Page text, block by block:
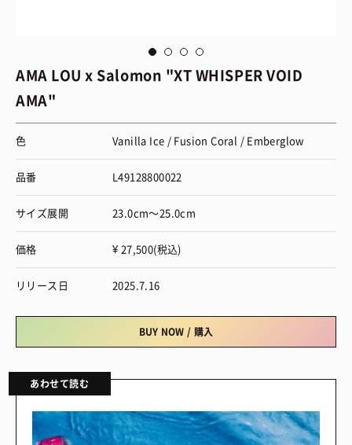
AMA LOU x Salomon "XT WHISPER VOID
AMA"
色 Vanilla Ice / Fusion Coral / Emberglow
品番 L49128800022
サイズ展開 23.0cm～25.0cm
価格 ¥ 27,500(税込)
リリース日 2025.7.16
BUY NOW / 購入
あわせて読む